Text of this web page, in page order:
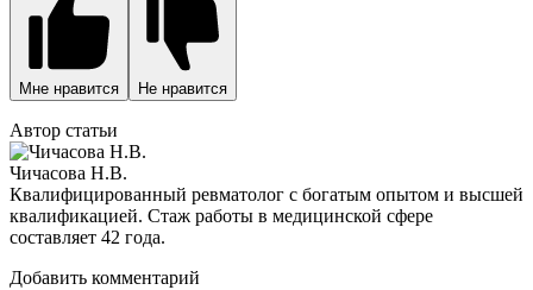
Мне нравится Не нравится
Автор статьи
Чичасова Н.В.
Квалифицированный ревматолог с богатым опытом и высшей
квалификацией. Стаж работы в медицинской сфере
составляет 42 года.
Добавить комментарий